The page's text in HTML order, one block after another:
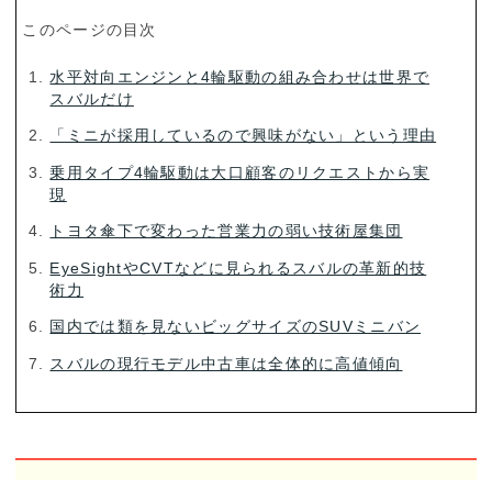
このページの目次
水平対向エンジンと4輪駆動の組み合わせは世界で
スバルだけ
「ミニが採用しているので興味がない」という理由
乗用タイプ4輪駆動は大口顧客のリクエストから実
現
トヨタ傘下で変わった営業力の弱い技術屋集団
EyeSightやCVTなどに見られるスバルの革新的技
術力
国内では類を見ないビッグサイズのSUVミニバン
スバルの現行モデル中古車は全体的に高値傾向